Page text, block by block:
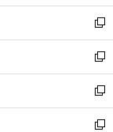
ウ
で
開
く
ン
ド
ウ
で
開
く
ウ
ィ
ン
ド
ウ
で
開
く
し
い
ウ
ィ
ン
ド
ウ
で
新
し
い
ウ
ィ
ン
ド
新
し
い
ウ
ィ
新
し
い
新